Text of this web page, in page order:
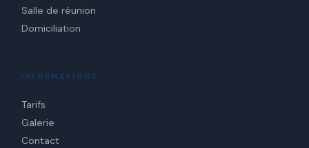
Salle de réunion
Domiciliation
INFORMATIONS
Tarifs
Galerie
Contact